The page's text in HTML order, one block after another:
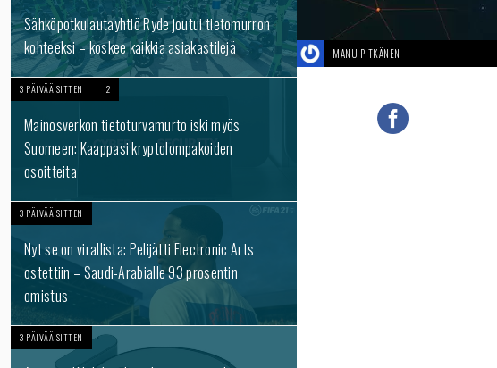
Sähköpotkulautayhtiö Ryde joutui tietomurron
kohteeksi – koskee kaikkia asiakastilejä
3 PÄIVÄÄ SITTEN 2
Mainosverkon tietoturvamurto iski myös
Suomeen: Kaappasi kryptolompakoiden
osoitteita
3 PÄIVÄÄ SITTEN
Nyt se on virallista: Pelijätti Electronic Arts
ostettiin – Saudi-Arabialle 93 prosentin
omistus
3 PÄIVÄÄ SITTEN
MANU PITKÄNEN